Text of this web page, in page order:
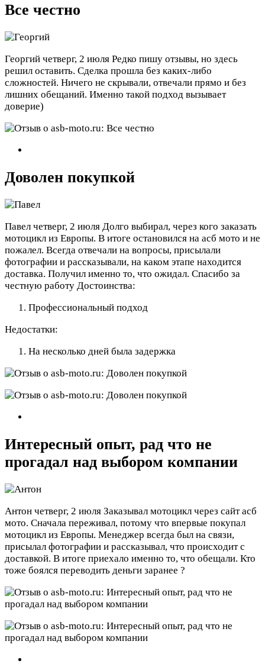
Все честно
Георгий четверг, 2 июля Редко пишу отзывы, но здесь
решил оставить. Сделка прошла без каких-либо
сложностей. Ничего не скрывали, отвечали прямо и без
лишних обещаний. Именно такой подход вызывает
доверие)
Доволен покупкой
Павел четверг, 2 июля Долго выбирал, через кого заказать
мотоцикл из Европы. В итоге остановился на асб мото и не
пожалел. Всегда отвечали на вопросы, присылали
фотографии и рассказывали, на каком этапе находится
доставка. Получил именно то, что ожидал. Спасибо за
честную работу Достоинства:
Профессиональный подход
Недостатки:
На несколько дней была задержка
Интересный опыт, рад что не
прогадал над выбором компании
Антон четверг, 2 июля Заказывал мотоцикл через сайт асб
мото. Сначала переживал, потому что впервые покупал
мотоцикл из Европы. Менеджер всегда был на связи,
присылал фотографии и рассказывал, что происходит с
доставкой. В итоге приехало именно то, что обещали. Кто
тоже боялся переводить деньги заранее ?